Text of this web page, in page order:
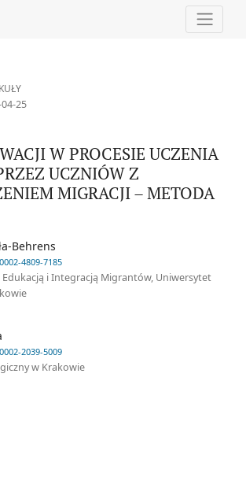
W PROCESIE UCZENIA SIĘ JĘZYKA PRZEZ
W PROCESIE UCZENIA
UCZNIÓW Z
MIGRACJI – METODA
25
Behrens
4809-7185
i Integracją Migrantów, Uniwersytet
2039-5009
w Krakowie